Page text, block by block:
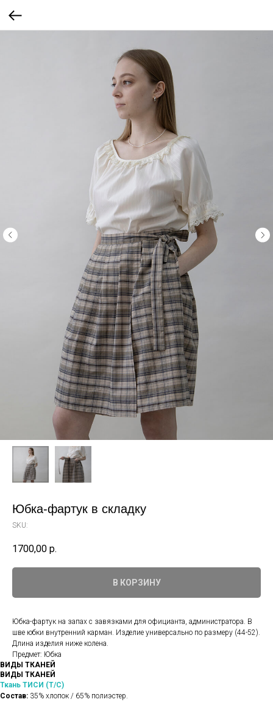
Юбка-фартук в складку
SKU:
1700,00 р.
В КОРЗИНУ
Юбка-фартук на запах с завязками для официанта, администратора. В
шве юбки внутренний карман. Изделие универсально по размеру (44-52).
Длина изделия ниже колена.
Предмет: Юбка
ВИДЫ ТКАНЕЙ
ВИДЫ ТКАНЕЙ
Ткань ТИСИ (Т/С)
Состав: 35% хлопок / 65% полиэстер.